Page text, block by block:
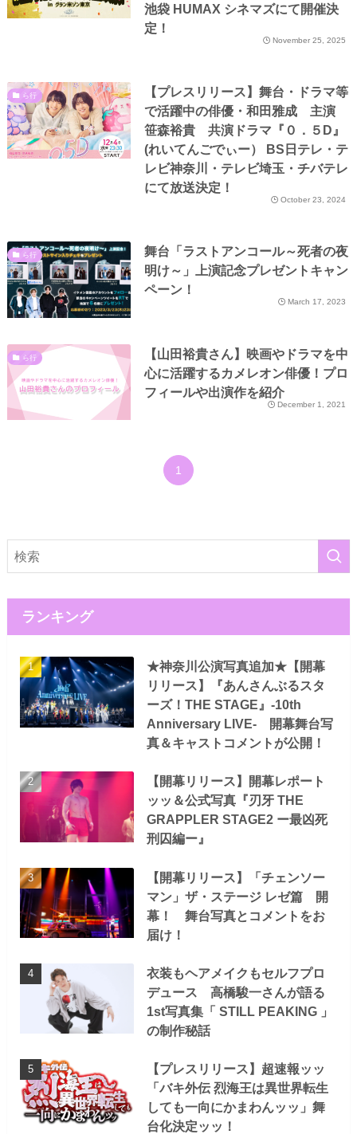
池袋 HUMAX シネマズにて開催決
定！
November 25, 2025
ら行
【プレスリリース】舞台・ドラマ等
で活躍中の俳優・和田雅成 主演
笹森裕貴 共演ドラマ『０．５D』
(れいてんごでぃー） BS日テレ・テ
レビ神奈川・テレビ埼玉・チバテレ
にて放送決定！
October 23, 2024
ら行
舞台「ラストアンコール～死者の夜
明け～」上演記念プレゼントキャン
ペーン！
March 17, 2023
ら行
【山田裕貴さん】映画やドラマを中
心に活躍するカメレオン俳優！プロ
フィールや出演作を紹介
December 1, 2021
1
ランキング
★神奈川公演写真追加★【開幕
リリース】『あんさんぶるスタ
ーズ！THE STAGE』-10th
Anniversary LIVE- 開幕舞台写
真＆キャストコメントが公開！
【開幕リリース】開幕レポート
ッッ＆公式写真『刃牙 THE
GRAPPLER STAGE2 ー最凶死
刑囚編ー』
【開幕リリース】「チェンソー
マン」ザ・ステージ レゼ篇 開
幕！ 舞台写真とコメントをお
届け！
衣装もヘアメイクもセルフプロ
デュース 高橋駿一さんが語る
1st写真集「 STILL PEAKING 」
の制作秘話
【プレスリリース】超速報ッッ
「バキ外伝 烈海王は異世界転生
しても一向にかまわんッッ」舞
台化決定ッッ！